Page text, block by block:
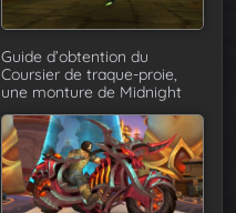
Guide d’obtention du
Coursier de traque-proie,
une monture de Midnight